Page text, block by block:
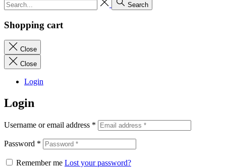
Search
Shopping cart
Close
Close
Login
Login
Username or email address *
Password *
Remember me Lost your password?